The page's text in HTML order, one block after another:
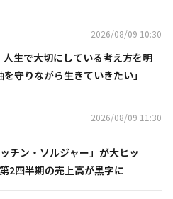
2026/08/09 10:30
人生で大切にしている考え方を明
守りながら生きていきたい」
2026/08/09 11:30
チン・ソルジャー」が大ヒッ
2四半期の売上高が黒字に